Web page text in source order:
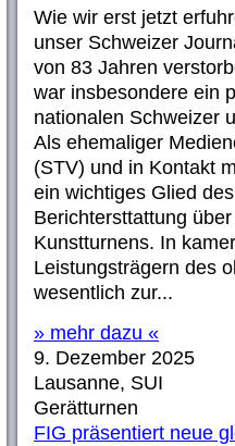
Wie wir erst jetzt
unser Schweizer
von 83 Jahren
war insbesondere ein
nationalen Schweizer
Als ehemaliger
(STV) und in Kontakt
ein wichtiges Glied
Berichtersttattung
Kunstturnens. In
Leistungsträgern des
wesentlich zur...
» mehr dazu «
9. Dezember 2025
Lausanne, SUI
Gerätturnen
FIG präsentiert neue